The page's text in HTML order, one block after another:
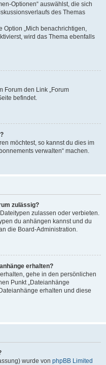
Optionen“ auswählst, die sich
des Themas
Option „Mich benachrichtigen,
wird das Thema ebenfalls
Forum den Link „Forum
befindet.
möchtest, so kannst du dies im
verwalten“ machen.
zulässig?
zulassen oder verbieten.
du anhängen kannst und du
die Board-Administration.
erhalten?
gehe in den persönlichen
Punkt „Dateianhänge
erhalten und diese
wurde von phpBB Limited